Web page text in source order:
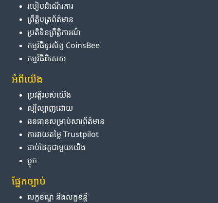
របៀប​ដំណើរការ
ព្រឹត្តិបត្រ​ព័ត៌មាន
ប្រតិទិន​ព្រឹត្តិការណ៍
កម្មវិធី​ទូរស័ព្ទ CoinsBee
កម្មវិធីពិសេស
អំពី​យើង
ប្រវត្តិ​របស់​យើង
ល្បីល្បាញ​ដោយ
ធនធាន​សម្រាប់​សារព័ត៌មាន
ការ​វាយតម្លៃ Trustpilot
ចាប់ដៃគូ​ជាមួយ​យើង
ប្លុក
ផ្នែក​ច្បាប់
លក្ខខណ្ឌ និង​លក្ខខន្តី